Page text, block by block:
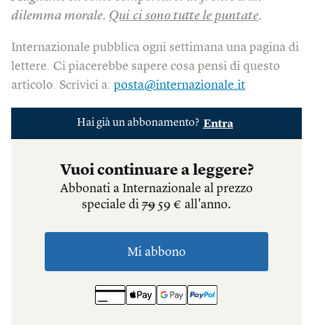
dilemma morale. Qui ci sono tutte le puntate.
Internazionale pubblica ogni settimana una pagina di
lettere. Ci piacerebbe sapere cosa pensi di questo
articolo. Scrivici a: posta@internazionale.it